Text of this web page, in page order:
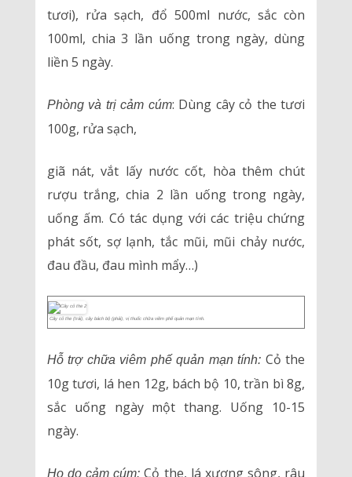
tươi), rửa sạch, đổ 500ml nước, sắc còn
100ml, chia 3 lần uống trong ngày, dùng
liền 5 ngày.
Phòng và trị cảm cúm: Dùng cây cỏ the tươi
100g, rửa sạch,
giã nát, vắt lấy nước cốt, hòa thêm chút
rượu trắng, chia 2 lần uống trong ngày,
uống ấm. Có tác dụng với các triệu chứng
phát sốt, sợ lạnh, tắc mũi, mũi chảy nước,
đau đầu, đau mình mẩy…)
Cây cỏ the (trái), cây bách bộ (phải), vị thuốc chữa viêm phế quản mạn tính.
Hỗ trợ chữa viêm phế quản mạn tính: Cỏ the
10g tươi, lá hen 12g, bách bộ 10, trần bì 8g,
sắc uống ngày một thang. Uống 10-15
ngày.
Ho do cảm cúm: Cỏ the, lá xương sông, râu